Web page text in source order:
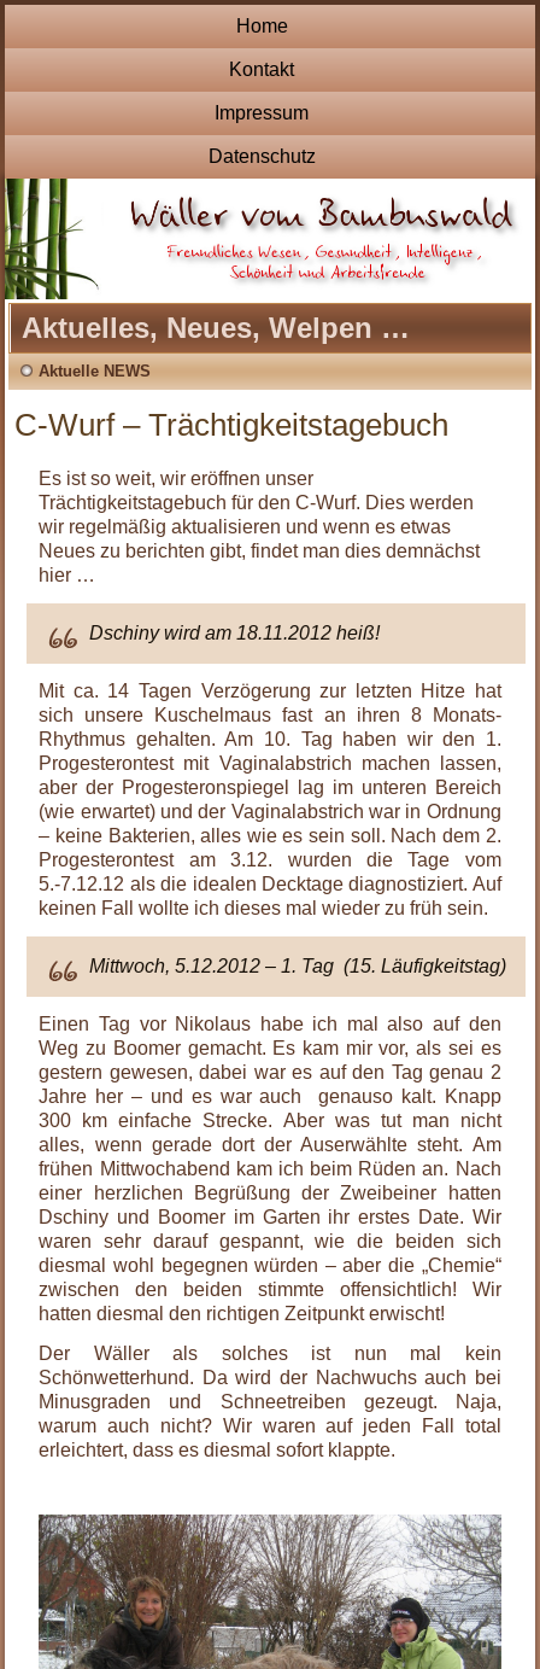
Home
Kontakt
Impressum
Datenschutz
Aktuelles, Neues, Welpen …
Aktuelle NEWS
C-Wurf – Trächtigkeitstagebuch
Es ist so weit, wir eröffnen unser
Trächtigkeitstagebuch für den C-Wurf. Dies werden
wir regelmäßig aktualisieren und wenn es etwas
Neues zu berichten gibt, findet man dies demnächst
hier …
Dschiny wird am 18.11.2012 heiß!
Mit ca. 14 Tagen Verzögerung zur letzten Hitze hat
sich unsere Kuschelmaus fast an ihren 8 Monats-
Rhythmus gehalten. Am 10. Tag haben wir den 1.
Progesterontest mit Vaginalabstrich machen lassen,
aber der Progesteronspiegel lag im unteren Bereich
(wie erwartet) und der Vaginalabstrich war in Ordnung
– keine Bakterien, alles wie es sein soll. Nach dem 2.
Progesterontest am 3.12. wurden die Tage vom
5.-7.12.12 als die idealen Decktage diagnostiziert. Auf
keinen Fall wollte ich dieses mal wieder zu früh sein.
Mittwoch, 5.12.2012 – 1. Tag (15. Läufigkeitstag)
Einen Tag vor Nikolaus habe ich mal also auf den
Weg zu Boomer gemacht. Es kam mir vor, als sei es
gestern gewesen, dabei war es auf den Tag genau 2
Jahre her – und es war auch genauso kalt. Knapp
300 km einfache Strecke. Aber was tut man nicht
alles, wenn gerade dort der Auserwählte steht. Am
frühen Mittwochabend kam ich beim Rüden an. Nach
einer herzlichen Begrüßung der Zweibeiner hatten
Dschiny und Boomer im Garten ihr erstes Date. Wir
waren sehr darauf gespannt, wie die beiden sich
diesmal wohl begegnen würden – aber die „Chemie“
zwischen den beiden stimmte offensichtlich! Wir
hatten diesmal den richtigen Zeitpunkt erwischt!
Der Wäller als solches ist nun mal kein
Schönwetterhund. Da wird der Nachwuchs auch bei
Minusgraden und Schneetreiben gezeugt. Naja,
warum auch nicht? Wir waren auf jeden Fall total
erleichtert, dass es diesmal sofort klappte.